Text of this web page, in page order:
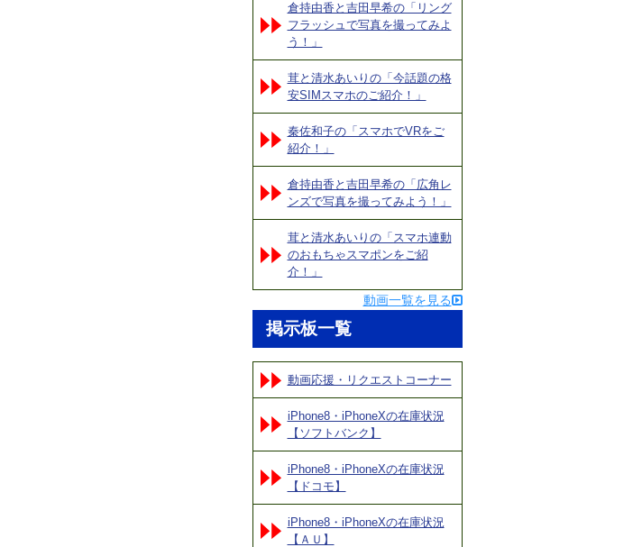
倉持由香と吉田早希の「リング
フラッシュで写真を撮ってみよ
う！」
茸と清水あいりの「今話題の格
安SIMスマホのご紹介！」
秦佐和子の「スマホでVRをご
紹介！」
倉持由香と吉田早希の「広角レ
ンズで写真を撮ってみよう！」
茸と清水あいりの「スマホ連動
のおもちゃスマポンをご紹
介！」
動画一覧を見る
掲示板一覧
動画応援・リクエストコーナー
iPhone8・iPhoneXの在庫状況
【ソフトバンク】
iPhone8・iPhoneXの在庫状況
【ドコモ】
iPhone8・iPhoneXの在庫状況
【ＡＵ】